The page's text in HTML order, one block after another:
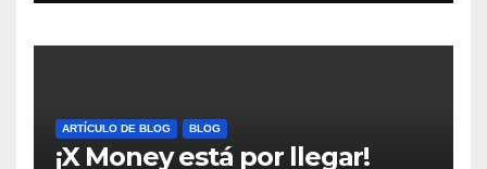
ARTÍCULO DE BLOG BLOG
¡X Money está por llegar!